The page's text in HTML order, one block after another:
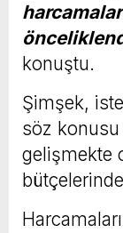
konuştu.
Şimşek,
söz
gelişmekte